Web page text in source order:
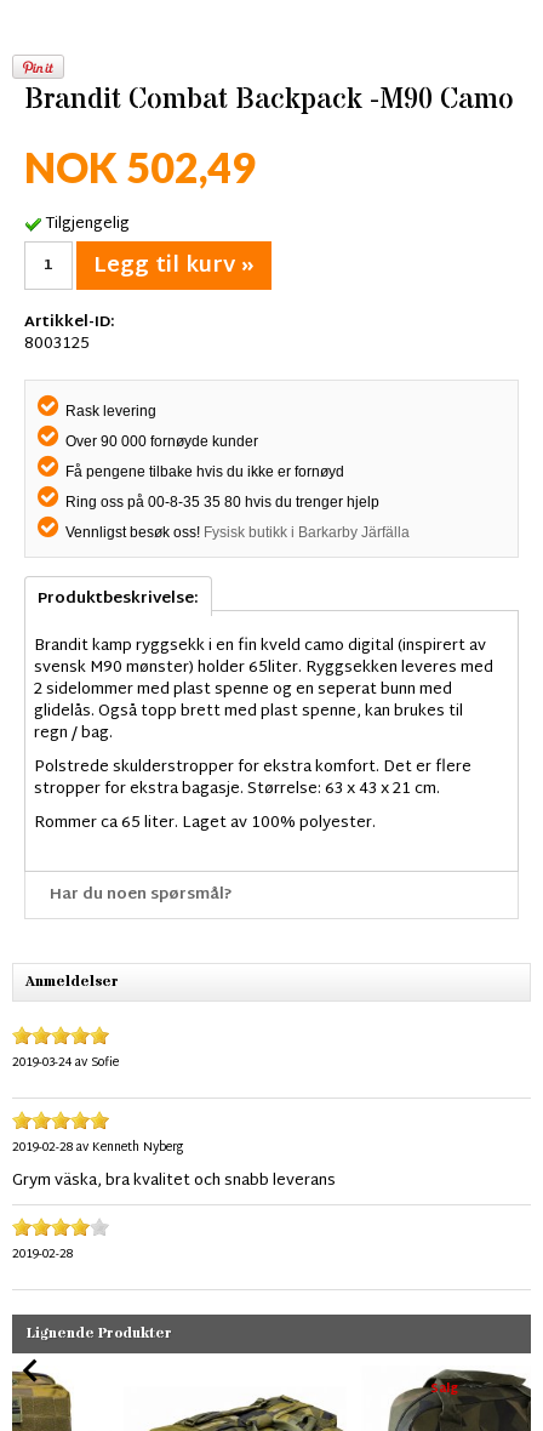
Brandit Combat Backpack -M90 Camo
NOK 502,49
Tilgjengelig
Legg til kurv »
Artikkel-ID:
8003125
Rask levering
Over 90 000 fornøyde kunder
Få pengene tilbake hvis du ikke er fornøyd
Ring oss på 00-8-35 35 80 hvis du trenger hjelp
Vennligst besøk oss! Fysisk butikk i Barkarby Järfälla
Produktbeskrivelse:
Brandit kamp ryggsekk i en fin kveld camo digital (inspirert av
svensk M90 mønster) holder 65liter. Ryggsekken leveres med
2 sidelommer med plast spenne og en seperat bunn med
glidelås. Også topp brett med plast spenne, kan brukes til
regn / bag.
Polstrede skulderstropper for ekstra komfort. Det er flere
stropper for ekstra bagasje. Størrelse: 63 x 43 x 21 cm.
Rommer ca 65 liter. Laget av 100% polyester.
Har du noen spørsmål?
Anmeldelser
2019-03-24av Sofie
2019-02-28av Kenneth Nyberg
Grym väska, bra kvalitet och snabb leverans
2019-02-28
Lignende Produkter
Salg